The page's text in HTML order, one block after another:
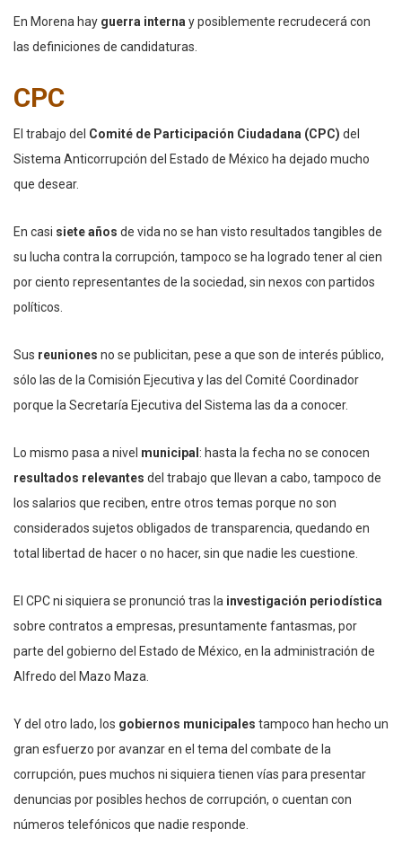
En Morena hay guerra internay posiblemente recrudecerá con
las definiciones de candidaturas.
CPC
El trabajo del Comité de Participación Ciudadana (CPC) del
Sistema Anticorrupción del Estado de México ha dejado mucho
que desear.
En casi siete años de vida no se han visto resultados tangibles de
su lucha contra la corrupción, tampoco se ha logrado tener al cien
por ciento representantes de la sociedad, sin nexos con partidos
políticos.
Sus reuniones no se publicitan, pese a que son de interés público,
sólo las de la Comisión Ejecutiva y las del Comité Coordinador
porque la Secretaría Ejecutiva del Sistema las da a conocer.
Lo mismo pasa a nivel municipal : hasta la fecha no se conocen
resultados relevantes del trabajo que llevan a cabo, tampoco de
los salarios que reciben, entre otros temas porque no son
considerados sujetos obligados de transparencia, quedando en
total libertad de hacer o no hacer, sin que nadie les cuestione.
El CPC ni siquiera se pronunció tras la investigación periodística
sobre contratos a empresas, presuntamente fantasmas, por
parte del gobierno del Estado de México, en la administración de
Alfredo del Mazo Maza.
Y del otro lado, los gobiernos municipales tampoco han hecho un
gran esfuerzo por avanzar en el tema del combate de la
corrupción, pues muchos ni siquiera tienen vías para presentar
denuncias por posibles hechos de corrupción, o cuentan con
números telefónicos que nadie responde.